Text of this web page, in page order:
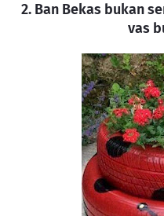
2. Ban Bekas bukan
vas